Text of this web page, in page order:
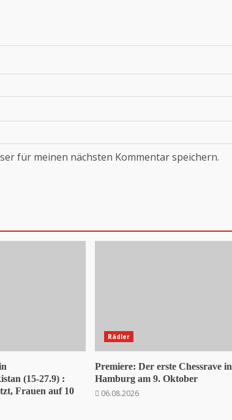
für meinen nächsten Kommentar speichern.
(15-27.9) :
Frauen auf 10
Rädler
Premiere: Der erste Chessrave in
Hamburg am 9. Oktober
06.08.2026